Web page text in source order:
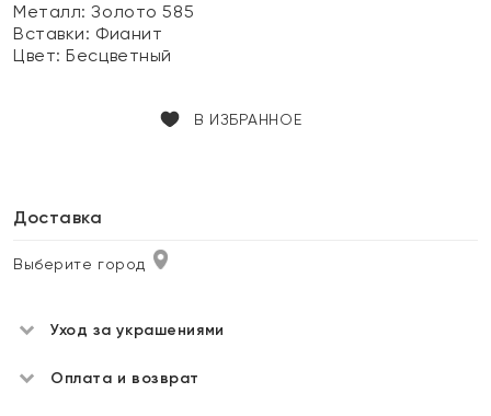
Металл:Золото 585
Вставки: Фианит
Цвет:Бесцветный
В ИЗБРАННОЕ
Доставка
Выберите город
Уход за украшениями
Оплата и возврат